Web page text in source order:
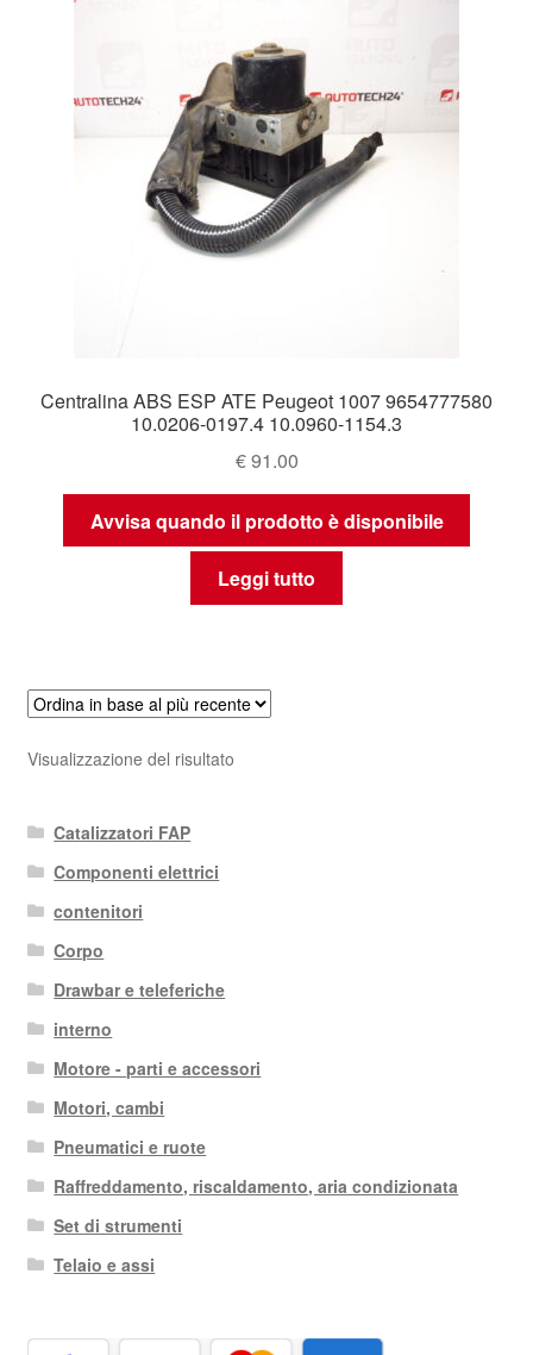
Centralina ABS ESP ATE Peugeot 1007 9654777580
10.0206-0197.4 10.0960-1154.3
€91.00
Avvisa quando il prodotto è disponibile
Leggi tutto
Visualizzazione del risultato
Catalizzatori FAP
Componenti elettrici
contenitori
Corpo
Drawbar e teleferiche
interno
Motore - parti e accessori
Motori, cambi
Pneumatici e ruote
Raffreddamento, riscaldamento, aria condizionata
Set di strumenti
Telaio e assi